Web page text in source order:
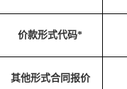
价款形式代码*
其他形式合同报价